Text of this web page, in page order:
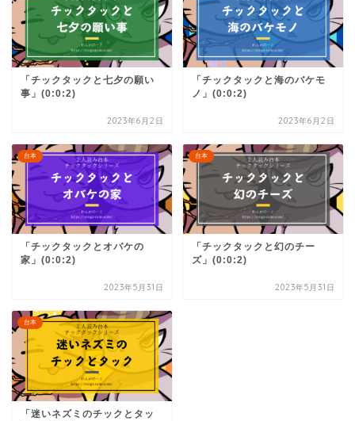
「チックタックと七夕の願い
事」(0:0:2)
2023年6月2日
「チックタックと海のバケモ
ノ」(0:0:2)
2023年6月2日
台本
「チックタックとオバケの
家」(0:0:2)
2023年5月31日
台本
「チックタックと幻のチー
ズ」(0:0:2)
2023年5月31日
台本
「迷いネズミのチックとタッ